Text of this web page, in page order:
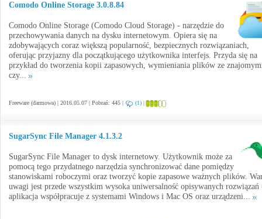
Comodo Online Storage 3.0.8.84
Comodo Online Storage (Comodo Cloud Storage) - narzędzie do
przechowywania danych na dysku internetowym. Opiera się na
zdobywających coraz większą popularność, bezpiecznych rozwiązaniach,
oferując przyjazny dla początkującego użytkownika interfejs. Przyda się na
przykład do tworzenia kopii zapasowych, wymieniania plików ze
czy...
Freeware (darmowa) | 2016.05.07 | Pobrań: 445 | (1) |
SugarSync File Manager 4.1.3.2
SugarSync File Manager to dysk internetowy. Użytkownik może za
pomocą tego przydatnego narzędzia synchronizować dane pomiędzy
stanowiskami roboczymi oraz tworzyć kopie zapasowe ważnych plików.
uwagi jest przede wszystkim wysoka uniwersalność opisywanych rozwiązań
aplikacja współpracuje z systemami Windows i Mac OS oraz urządzeni...